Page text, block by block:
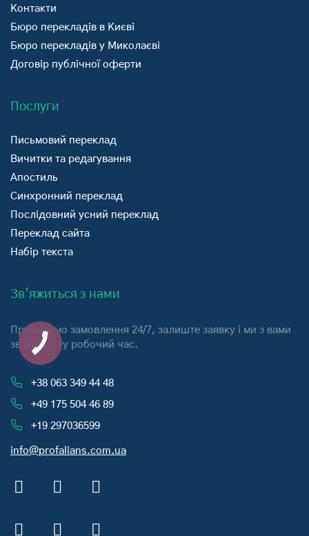
Контакти
Бюро перекладів в Києві
Бюро перекладів у Миколаєві
Договір публічної оферти
Послуги
Письмовий переклад
Вичитки та редагування
Апостиль
Синхронний переклад
Послідовний усний переклад
Переклад сайта
Набір текста
Зв’яжиться з нами
Приймаємо замовлення 24/7, залиште заявку і ми з вами
зв’яжемся у робочий час.
+38 063 349 44 48
+49 175 504 46 89
+19 297036599
info@profalians.com.ua